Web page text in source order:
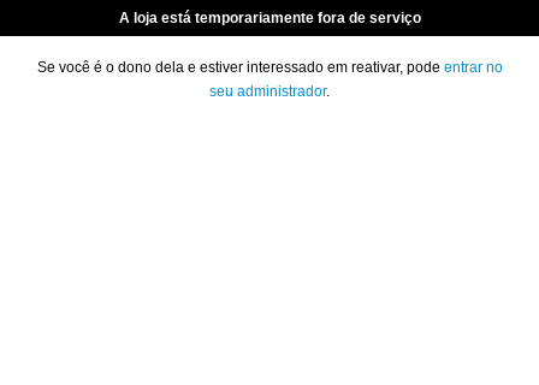
A loja está temporariamente fora de serviço
Se você é o dono dela e estiver interessado em reativar, pode entrar no
seu administrador.